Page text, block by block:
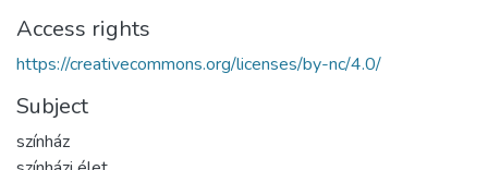
Access rights
https://creativecommons.org/licenses/by-nc/4.0/
Subject
színház